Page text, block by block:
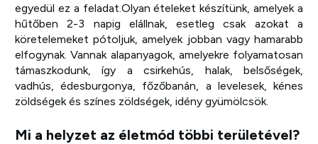
egyedül ez a feladat.Olyan ételeket készítünk, amelyek a
hűtőben 2-3 napig elállnak, esetleg csak azokat a
köretelemeket pótoljuk, amelyek jobban vagy hamarabb
elfogynak. Vannak alapanyagok, amelyekre folyamatosan
támaszkodunk, így a csirkehús, halak, belsőségek,
vadhús, édesburgonya, főzőbanán, a levelesek, kénes
zöldségek és színes zöldségek, idény gyümölcsök.
Mi a helyzet az életmód többi területével?